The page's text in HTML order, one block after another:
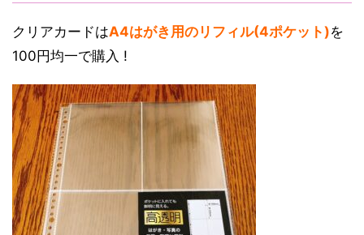
クリアカードはA4はがき用のリフィル(4ポケット)を
100円均一で購入 !